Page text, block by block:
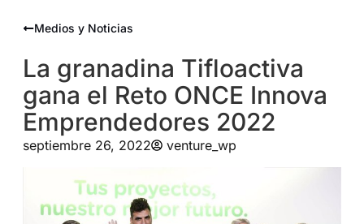
Medios y Noticias
La granadina Tifloactiva
gana el Reto ONCE Innova
Emprendedores 2022
septiembre 26, 2022 venture_wp